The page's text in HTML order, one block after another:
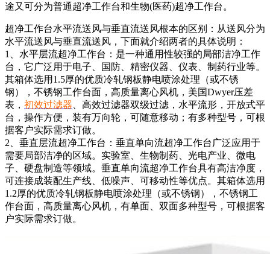
途又可分为普通超净工作台和生物(医药)超净工作台。
超净工作台水平流送风与垂直流送风根本的区别：从送风分为
水平流送风与垂直流送风，下面就介绍两者的具体说明：
1、水平层流超净工作台：是一种通用性较强的局部洁净工作
台，它广泛用于电子、国防、精密仪器、仪表、制药行业等。
其箱体选用1.5厚的优质冷轧钢板静电喷涂处理（或不锈
钢），不锈钢工作台面，高质量离心风机，美国Dwyer压差
表， 初效过滤器 、高效过滤器双级过滤，水平流形，开放式平
台，操作方便，装有万向轮，可随意移动；有多种型号，可根
据客户实际需求订做。
2、垂直层流超净工作台：垂直单向流超净工作台广泛应用于
需要局部洁净的区域。实验室、生物制药、光电产业、微电
子、硬盘制造等领域。垂直单向流超净工作台具有高洁净度，
可连接成装配生产线、低噪声、可移动性等优点。其箱体选用
1.2厚的优质冷轧钢板静电喷涂处理（或不锈钢），不锈钢工
作台面，高质量离心风机，有单面、双面多种型号，可根据客
户实际需求订做。